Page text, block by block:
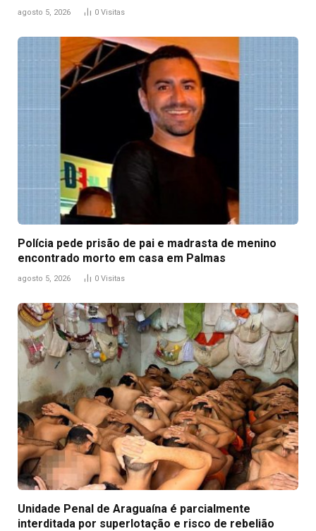
agosto 5, 2026 0 Visitas
Polícia pede prisão de pai e madrasta de menino
encontrado morto em casa em Palmas
agosto 5, 2026 0 Visitas
Unidade Penal de Araguaína é parcialmente
interditada por superlotação e risco de rebelião